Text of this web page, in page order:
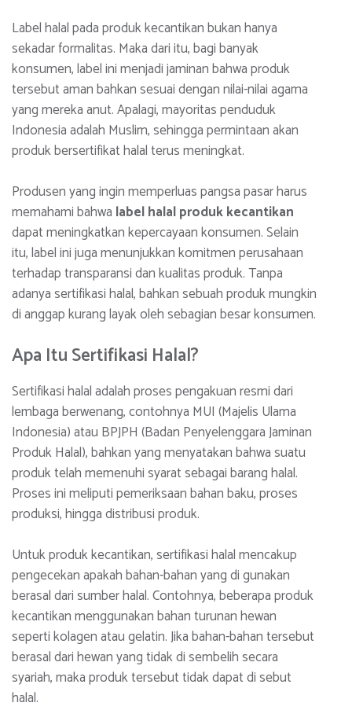
Label halal pada produk kecantikan bukan hanya
sekadar formalitas. Maka dari itu, bagi banyak
konsumen, label ini menjadi jaminan bahwa produk
tersebut aman bahkan sesuai dengan nilai-nilai agama
yang mereka anut. Apalagi, mayoritas penduduk
Indonesia adalah Muslim, sehingga permintaan akan
produk bersertifikat halal terus meningkat.
Produsen yang ingin memperluas pangsa pasar harus
memahami bahwa label halal produk kecantikan
dapat meningkatkan kepercayaan konsumen. Selain
itu, label ini juga menunjukkan komitmen perusahaan
terhadap transparansi dan kualitas produk. Tanpa
adanya sertifikasi halal, bahkan sebuah produk mungkin
di anggap kurang layak oleh sebagian besar konsumen.
Apa Itu Sertifikasi Halal?
Sertifikasi halal adalah proses pengakuan resmi dari
lembaga berwenang, contohnya MUI (Majelis Ulama
Indonesia) atau BPJPH (Badan Penyelenggara Jaminan
Produk Halal), bahkan yang menyatakan bahwa suatu
produk telah memenuhi syarat sebagai barang halal.
Proses ini meliputi pemeriksaan bahan baku, proses
produksi, hingga distribusi produk.
Untuk produk kecantikan, sertifikasi halal mencakup
pengecekan apakah bahan-bahan yang di gunakan
berasal dari sumber halal. Contohnya, beberapa produk
kecantikan menggunakan bahan turunan hewan
seperti kolagen atau gelatin. Jika bahan-bahan tersebut
berasal dari hewan yang tidak di sembelih secara
syariah, maka produk tersebut tidak dapat di sebut
halal.